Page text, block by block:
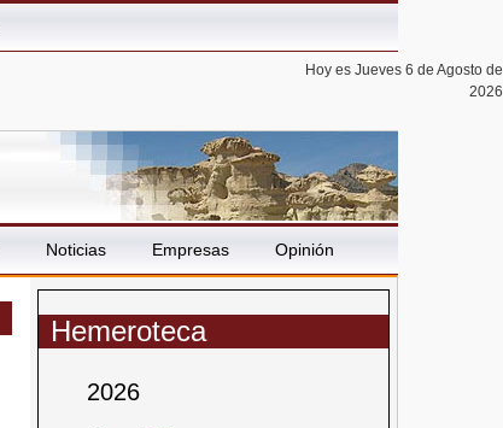
Hoy es Jueves 6 de Agosto de
2026
Noticias Empresas Opinión
Hemeroteca
2026